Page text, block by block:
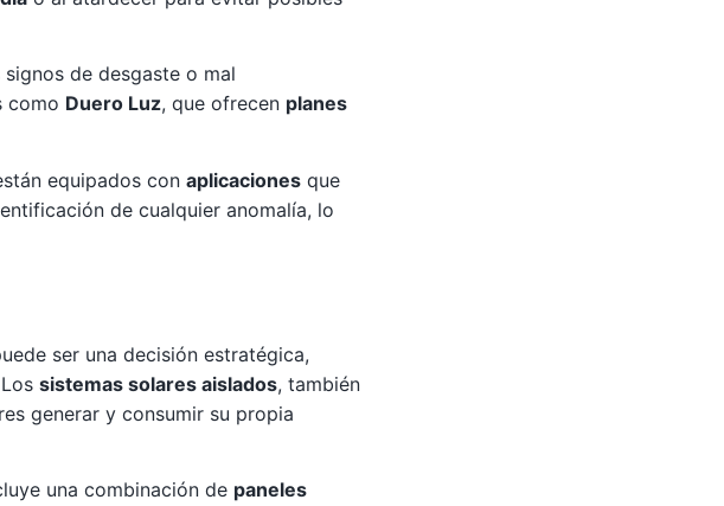
de desgaste o mal
como Duero Luz, que ofrecen planes
equipados con aplicaciones que
de cualquier anomalía, lo
ser una decisión estratégica,
sistemas solares aislados, también
generar y consumir su propia
una combinación de paneles